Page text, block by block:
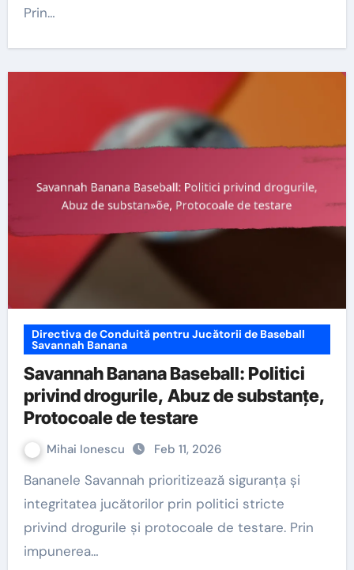
Prin…
Directiva de Conduită pentru Jucătorii de Baseball
Savannah Banana
Savannah Banana Baseball: Politici
privind drogurile, Abuz de substanțe,
Protocoale de testare
Mihai Ionescu Feb 11, 2026
Bananele Savannah prioritizează siguranța și
integritatea jucătorilor prin politici stricte
privind drogurile și protocoale de testare. Prin
impunerea…